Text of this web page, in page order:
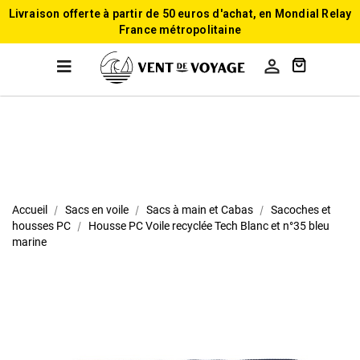
Livraison offerte à partir de 50 euros d'achat, en Mondial Relay
France métropolitaine

Accueil Sacs en voile Sacs à main et Cabas
Sacoches et
housses PC
Housse PC Voile recyclée Tech Blanc et n°35 bleu
marine